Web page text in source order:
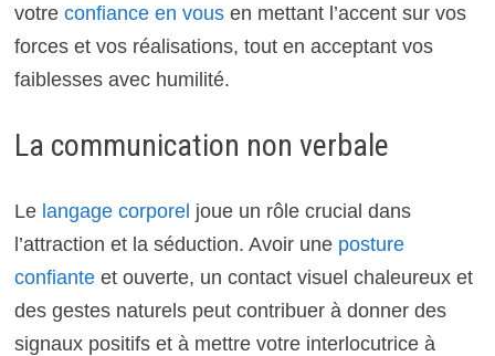
votre confiance en vousen mettant l’accent sur vos
forces et vos réalisations, tout en acceptant vos
faiblesses avec humilité.
La communication non verbale
Le langage corporel joue un rôle crucial dans
l’attraction et la séduction. Avoir une posture
confianteet ouverte, un contact visuel chaleureux et
des gestes naturels peut contribuer à donner des
signaux positifs et à mettre votre interlocutrice à